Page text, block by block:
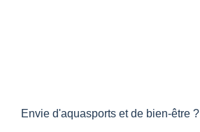
Envie d'aquasports et de bien-être ?